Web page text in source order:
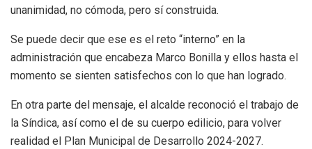
unanimidad, no cómoda, pero sí construida.
Se puede decir que ese es el reto “interno” en la
administración que encabeza Marco Bonilla y ellos hasta el
momento se sienten satisfechos con lo que han logrado.
En otra parte del mensaje, el alcalde reconoció el trabajo de
la Síndica, así como el de su cuerpo edilicio, para volver
realidad el Plan Municipal de Desarrollo 2024-2027.